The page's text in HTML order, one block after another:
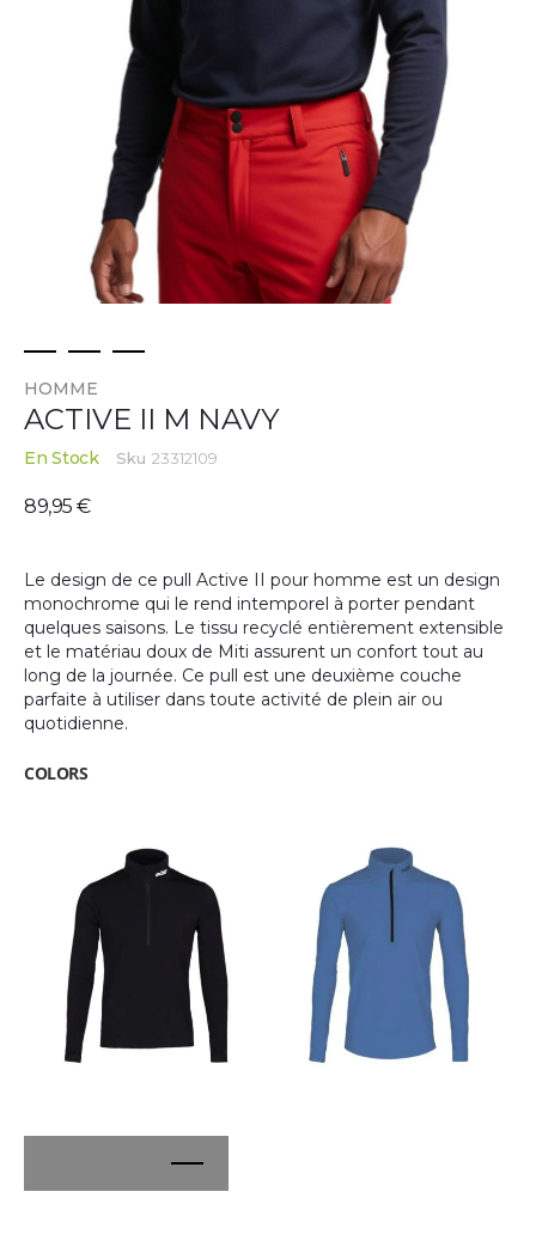
to
the
beginning
of
the
images
HOMME
ACTIVE II M NAVY
En Stock Sku 23312109
89,95 €
Le design de ce pull Active II pour homme est un design
monochrome qui le rend intemporel à porter pendant
quelques saisons. Le tissu recyclé entièrement extensible
et le matériau doux de Miti assurent un confort tout au
long de la journée. Ce pull est une deuxième couche
parfaite à utiliser dans toute activité de plein air ou
quotidienne.
COLORS